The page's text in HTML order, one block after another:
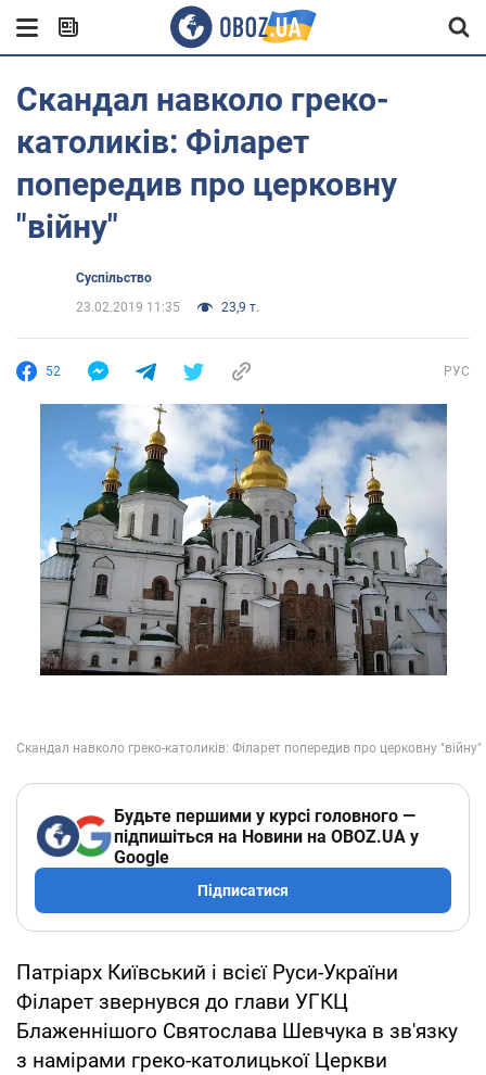
Скандал навколо греко-
католиків: Філарет
попередив про церковну
"війну"
Суспільство
23.02.2019 11:35
23,9 т.
52 РУС
Будьте першими у курсі головного —
підпишіться на Новини на OBOZ.UA у
Google
Підписатися
Патріарх Київський і всієї Руси-України
Філарет звернувся до глави УГКЦ
Блаженнішого Святослава Шевчука в зв'язку
з намірами греко-католицької Церкви